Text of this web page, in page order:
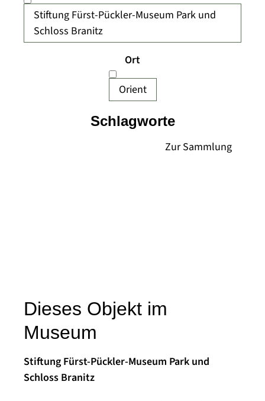
Stiftung Fürst-Pückler-Museum Park und
Schloss Branitz
Ort
Orient
Schlagworte
Dieses Objekt im
Museum
Stiftung Fürst-Pückler-Museum Park und
Schloss Branitz